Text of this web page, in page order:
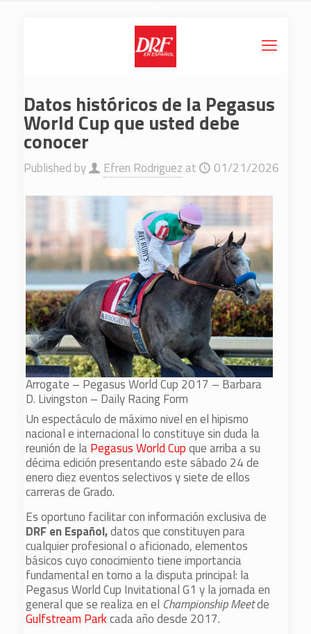
Datos históricos de la Pegasus
World Cup que usted debe
conocer
Published by Efren Rodriguez at 01/21/2026
Arrogate – Pegasus World Cup 2017 – Barbara
D. Livingston – Daily Racing Form
Un espectáculo de máximo nivel en el hipismo
nacional e internacional lo constituye sin duda la
reunión de laPegasus World Cupque arriba a su
décima edición presentando este sábado 24 de
enero diez eventos selectivos y siete de ellos
carreras de Grado.
Es oportuno facilitar con información exclusiva de
DRF en Español,datos que constituyen para
cualquier profesional o aficionado, elementos
básicos cuyo conocimiento tiene importancia
fundamental en torno a la disputa principal: la
Pegasus World Cup Invitational G1 y la jornada en
general que se realiza en el Championship Meetde
Gulfstream Parkcada año desde 2017.